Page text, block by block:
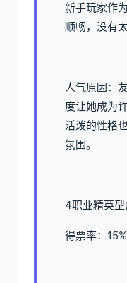
新手玩家作
顺畅，没有
人气原因：
度让她成为
活泼的性格
氛围。
4职业精英
得票率：15%